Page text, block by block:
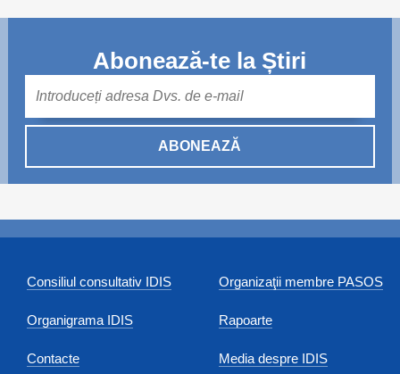
Abonează-te la Știri
ABONEAZĂ
Consiliul consultativ IDIS
Organigrama IDIS
Contacte
Organizaţii membre PASOS
Rapoarte
Media despre IDIS